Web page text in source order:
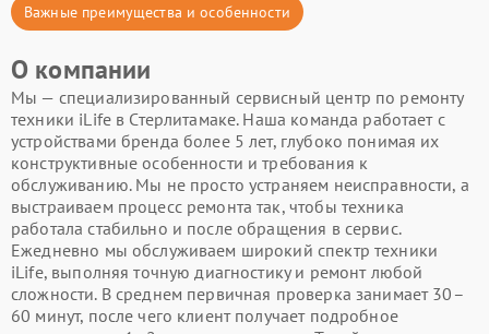
Важные преимущества и особенности
О компании
Мы — специализированный сервисный центр по ремонту
техники iLife в Стерлитамаке. Наша команда работает с
устройствами бренда более 5 лет, глубоко понимая их
конструктивные особенности и требования к
обслуживанию. Мы не просто устраняем неисправности, а
выстраиваем процесс ремонта так, чтобы техника
работала стабильно и после обращения в сервис.
Ежедневно мы обслуживаем широкий спектр техники
iLife, выполняя точную диагностику и ремонт любой
сложности. В среднем первичная проверка занимает 30–
60 минут, после чего клиент получает подробное